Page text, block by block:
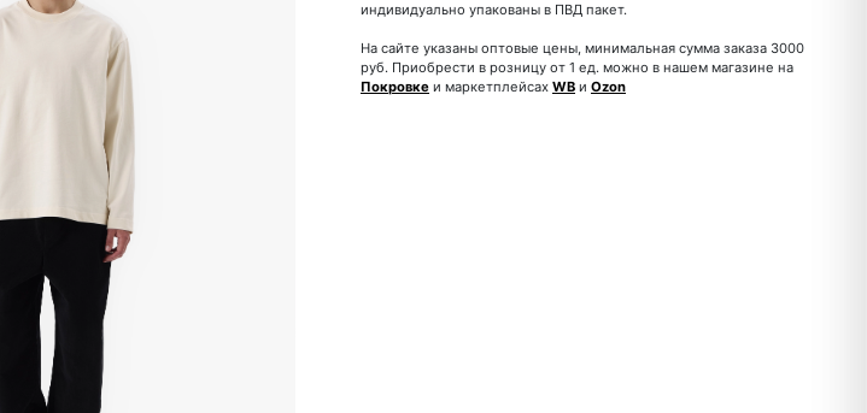
индивидуально упакованы в ПВД пакет.
На сайте указаны оптовые цены, минимальная сумма заказа 3000
руб. Приобрести в розницу от 1 ед. можно в нашем магазине на
Покровке и маркетплейсах WB и Ozon